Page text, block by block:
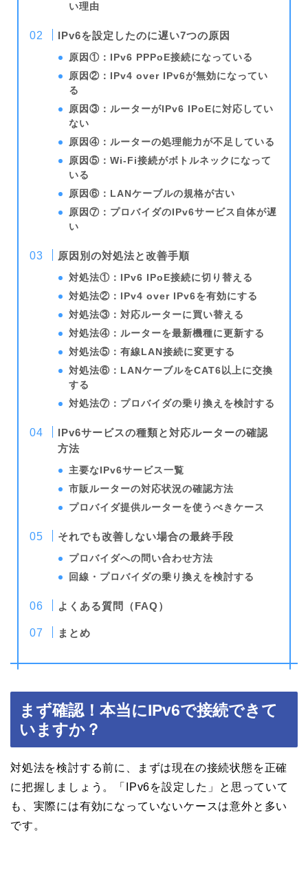
い理由
IPv6を設定したのに遅い7つの原因
原因①：IPv6 PPPoE接続になっている
原因②：IPv4 over IPv6が無効になってい
る
原因③：ルーターがIPv6 IPoEに対応してい
ない
原因④：ルーターの処理能力が不足している
原因⑤：Wi-Fi接続がボトルネックになって
いる
原因⑥：LANケーブルの規格が古い
原因⑦：プロバイダのIPv6サービス自体が遅
い
原因別の対処法と改善手順
対処法①：IPv6 IPoE接続に切り替える
対処法②：IPv4 over IPv6を有効にする
対処法③：対応ルーターに買い替える
対処法④：ルーターを最新機種に更新する
対処法⑤：有線LAN接続に変更する
対処法⑥：LANケーブルをCAT6以上に交換
する
対処法⑦：プロバイダの乗り換えを検討する
IPv6サービスの種類と対応ルーターの確認
方法
主要なIPv6サービス一覧
市販ルーターの対応状況の確認方法
プロバイダ提供ルーターを使うべきケース
それでも改善しない場合の最終手段
プロバイダへの問い合わせ方法
回線・プロバイダの乗り換えを検討する
よくある質問（FAQ）
まとめ
まず確認！本当にIPv6で接続できて
いますか？
対処法を検討する前に、まずは現在の接続状態を正確
に把握しましょう。「IPv6を設定した」と思っていて
も、実際には有効になっていないケースは意外と多い
です。